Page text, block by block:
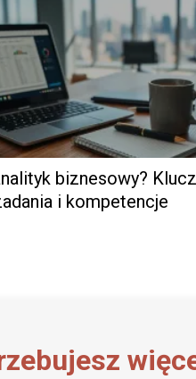
biznesowy?
i kompetencje